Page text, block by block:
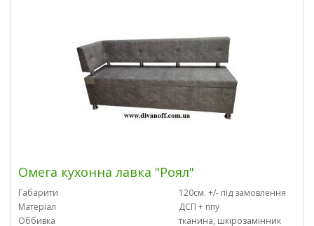
Омега кухонна лавка "Роял"
Габарити
120см. +/- під замовлення
Матеріал
ДСП + ппу
Оббивка
тканина, шкірозамінник